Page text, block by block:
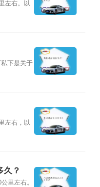
左右。以
下是关于
左右，以
久？
里左右。